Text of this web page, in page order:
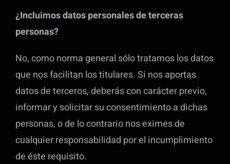
¿Incluimos datos personales de terceras
personas?
No, como norma general sólo tratamos los datos
que nos facilitan los titulares. Si nos aportas
datos de terceros, deberás con carácter previo,
informar y solicitar su consentimiento a dichas
personas, o de lo contrario nos eximes de
cualquier responsabilidad por el incumplimiento
de éste requisito.